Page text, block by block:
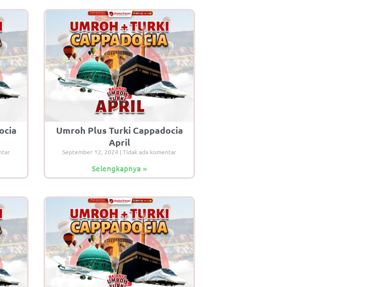
Umroh Plus Turki Cappadocia
April
September 12, 2024 Tidak ada komentar
Selengkapnya »